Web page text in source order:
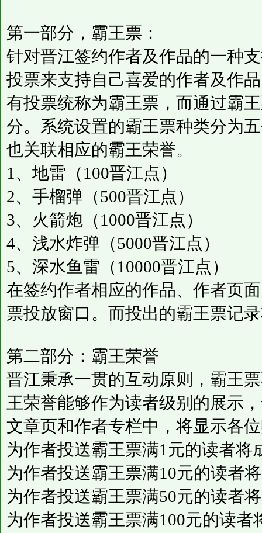
第一部分，霸王票：
针对晋江签约作者及作品的一种
投票来支持自己喜爱的作者及作
有投票统称为霸王票，而通过霸
分。系统设置的霸王票种类分为
也关联相应的霸王荣誉。
1、地雷（100晋江点）
2、手榴弹（500晋江点）
3、火箭炮（1000晋江点）
4、浅水炸弹（5000晋江点）
5、深水鱼雷（10000晋江点）
在签约作者相应的作品、作者页
票投放窗口。而投出的霸王票记
第二部分：霸王荣誉
晋江秉承一贯的互动原则，霸王
王荣誉能够作为读者级别的展示
文章页和作者专栏中，将显示各
为作者投送霸王票满1元的读者将
为作者投送霸王票满10元的读者
为作者投送霸王票满50元的读者
为作者投送霸王票满100元的读者